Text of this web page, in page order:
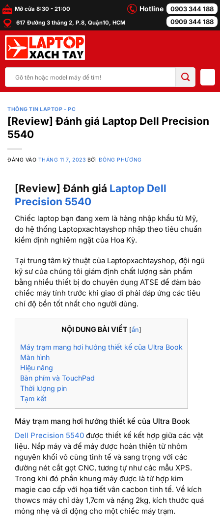
Bỏ
qua
nội
dung
Mở cửa 8:30 - 21:00
617 Đường 3 tháng 2, P.8, Quận10, HCM
Hotline
0903 344 188
0909 344 188
kiếm:
THÔNG TIN LAPTOP - PC
[Review] Đánh giá Laptop Dell Precision
5540
ĐĂNG VÀO THÁNG 11 7, 2023 BỞI ĐÔNG PHƯƠNG
[Review] Đánh giá Laptop Dell
Precision 5540
Chiếc laptop bạn đang xem là hàng nhập khẩu từ Mỹ,
do hệ thống Laptopxachtayshop nhập theo tiêu chuẩn
kiểm định nghiêm ngặt của Hoa Kỳ.
Tại trung tâm kỹ thuật của Laptopxachtayshop, đội ngũ
kỹ sư của chúng tôi giám định chất lượng sản phẩm
bằng nhiều thiết bị đo chuyên dụng ATSE để đảm bảo
chiếc máy tính trước khi giao đi phải đáp ứng các tiêu
chí độ bền tốt nhất cho người dùng.
NỘI DUNG BÀI VIẾT [ẩn]
Máy trạm mang hơi hướng thiết kế của Ultra Book
Màn hình
Hiệu năng
Bàn phím và TouchPad
Thời lượng pin
Tạm kết
Máy trạm mang hơi hướng thiết kế của Ultra Book
Dell Precision 5540 được thiết kế kết hợp giữa các vật
liệu. Nắp máy và đế máy được hoàn thiện từ nhôm
nguyên khối vô cùng tinh tế và sang trọng với các
đường nét cắt gọt CNC, tương tự như các mẫu XPS.
Trong khi đó phần khung máy được là từ hợp kim
magie cao cấp với họa tiết vân cacbon tinh tế. Về kích
thowcs máy chỉ dày 1,7cm và nặng 2kg, kích thước quá
mỏng nhẹ và di động cho một chiếc máy trạm.